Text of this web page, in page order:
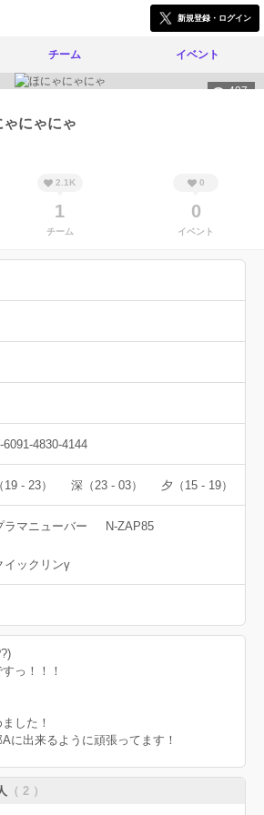
新規登録・ログイン
チーム イベント
407
ゃにゃにゃ
2.1K
1
チーム
0
0
イベント
6091-4830-4144
- 23） 深（23 - 03） 夕（15 - 19）
ラマニューバー N-ZAP85
イックリンγ
っ！！！
した！
に出来るように頑張ってます！
（ 2 ）